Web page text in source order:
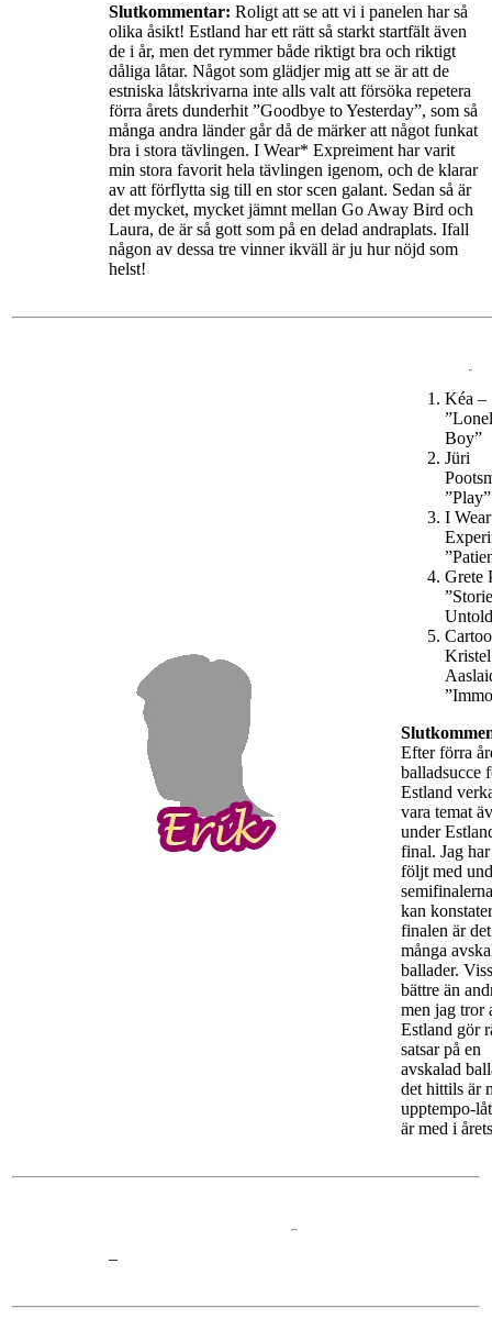
Slutkommentar: Roligt att se att vi i panelen har så
olika åsikt! Estland har ett rätt så starkt startfält även
de i år, men det rymmer både riktigt bra och riktigt
dåliga låtar. Något som glädjer mig att se är att de
estniska låtskrivarna inte alls valt att försöka repetera
förra årets dunderhit ”Goodbye to Yesterday”, som så
många andra länder går då de märker att något funkat
bra i stora tävlingen. I Wear* Expreiment har varit
min stora favorit hela tävlingen igenom, och de klarar
av att förflytta sig till en stor scen galant. Sedan så är
det mycket, mycket jämnt mellan Go Away Bird och
Laura, de är så gott som på en delad andraplats. Ifall
någon av dessa tre vinner ikväll är ju hur nöjd som
helst!
Kéa –
Boy”
Jüri
”Play”
I
Grete
Kristel
Efter förra
balladsucce
Estland
vara temat
under
final. Jag
följt med
kan
finalen är det
många
ballader.
bättre än
men jag tror
Estland gör
satsar på en
avskalad
det hittils är
upptempo-
är med i
–